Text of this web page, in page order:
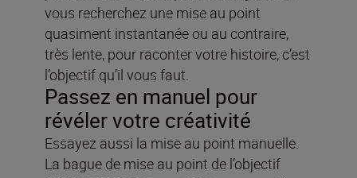
vous recherchez une mise au point
quasiment instantanée ou au contraire,
très lente, pour raconter votre histoire, c’est
l’objectif qu’il vous faut.
Passez en manuel pour
révéler votre créativité
Essayez aussi la mise au point manuelle.
La bague de mise au point de l’objectif